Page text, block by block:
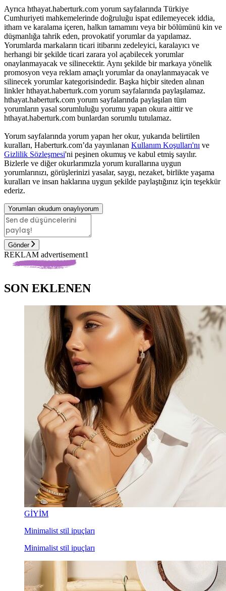
Ayrıca hthayat.haberturk.com yorum sayfalarında Türkiye
Cumhuriyeti mahkemelerinde doğruluğu ispat edilemeyecek iddia,
itham ve karalama içeren, halkın tamamını veya bir bölümünü kin ve
düşmanlığa tahrik eden, provokatif yorumlar da yapılamaz.
Yorumlarda markaların ticari itibarını zedeleyici, karalayıcı ve
herhangi bir şekilde ticari zarara yol açabilecek yorumlar
onaylanmayacak ve silinecektir. Aynı şekilde bir markaya yönelik
promosyon veya reklam amaçlı yorumlar da onaylanmayacak ve
silinecek yorumlar kategorisindedir. Başka hiçbir siteden alınan
linkler hthayat.haberturk.com yorum sayfalarında paylaşılamaz.
hthayat.haberturk.com yorum sayfalarında paylaşılan tüm
yorumların yasal sorumluluğu yorumu yapan okura aittir ve
hthayat.haberturk.com bunlardan sorumlu tutulamaz.
Yorum sayfalarında yorum yapan her okur, yukarıda belirtilen
kuralları, Haberturk.com’da yayınlanan Kullanım Koşulları'nı ve
Gizlilik Sözleşmesi'ni peşinen okumuş ve kabul etmiş sayılır.
Bizlerle ve diğer okurlarımızla yorum kurallarına uygun
yorumlarınızı, görüşlerinizi yasalar, saygı, nezaket, birlikte yaşama
kuralları ve insan haklarına uygun şekilde paylaştığınız için teşekkür
ederiz.
Yorumları okudum onaylıyorum
Gönder
REKLAM advertisement1
SON EKLENEN
GİYİM
Minimalist stil ipuçları
Minimalist stil ipuçları